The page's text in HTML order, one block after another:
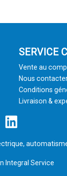
SERVICE
Vente au
Nous
Conditions
Livraison &
Integral Service